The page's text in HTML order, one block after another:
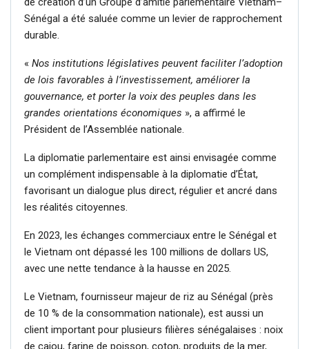
Sénégal a été saluée comme un levier de rapprochement
durable.
« Nos institutions législatives peuvent faciliter l’adoption
de lois favorables à l’investissement, améliorer la
gouvernance, et porter la voix des peuples dans les
grandes orientations économiques », a affirmé le
Président de l’Assemblée nationale.
La diplomatie parlementaire est ainsi envisagée comme
un complément indispensable à la diplomatie d’État,
favorisant un dialogue plus direct, régulier et ancré dans
les réalités citoyennes.
En 2023, les échanges commerciaux entre le Sénégal et
le Vietnam ont dépassé les 100 millions de dollars US,
avec une nette tendance à la hausse en 2025.
Le Vietnam, fournisseur majeur de riz au Sénégal (près
de 10 % de la consommation nationale), est aussi un
client important pour plusieurs filières sénégalaises : noix
de cajou, farine de poisson, coton, produits de la mer,